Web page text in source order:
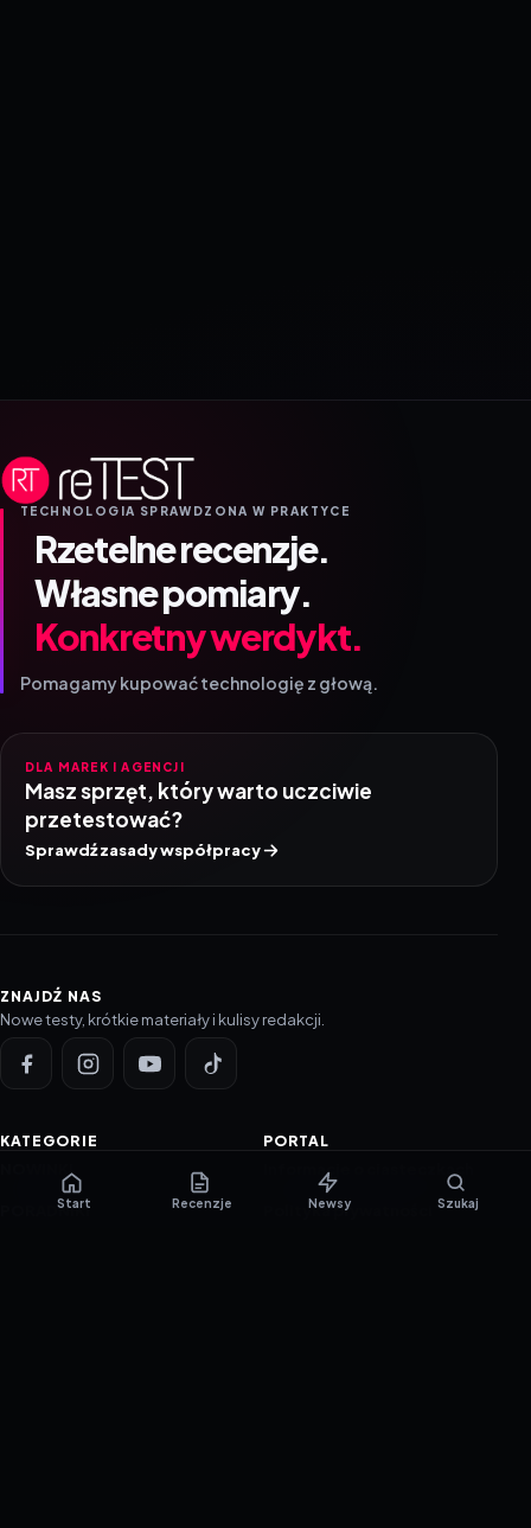
TECHNOLOGIA SPRAWDZONA W PRAKTYCE
Rzetelne recenzje.
Własne pomiary.
Konkretny werdykt.
Pomagamy kupować technologię z głową.
DLA MAREK I AGENCJI
Masz sprzęt, który warto uczciwie
przetestować?
Sprawdź zasady współpracy
ZNAJDŹ NAS
Nowe testy, krótkie materiały i kulisy redakcji.
KATEGORIE
NOWINKI
PORADNIKI
PORTAL
Informacje o ciasteczkach
Polityka prywatności
Start Recenzje Newsy Szukaj